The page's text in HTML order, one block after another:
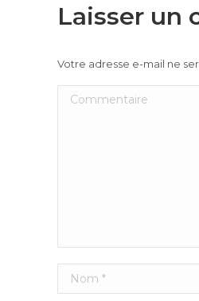
Laisser un
Votre adresse e-mail ne
Commentaire
Nom *